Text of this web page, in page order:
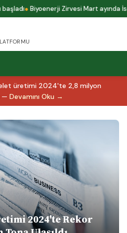
Biyoenerji Zirvesi Mart ayında
üretimi 2024'te 2,8 milyon
— Devamını Oku →
2024'te Rekor